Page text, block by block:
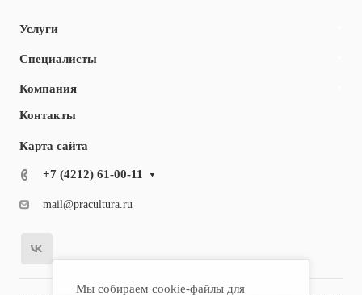
Услуги
Специалисты
Компания
Контакты
Карта сайта
+7 (4212) 61-00-11
mail@pracultura.ru
Мы собираем cookie-файлы для